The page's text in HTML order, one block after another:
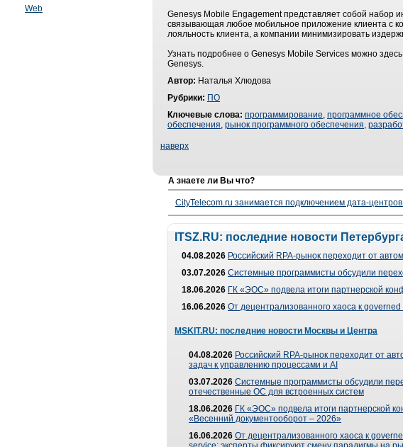
Web
Genesys Mobile Engagement представляет собой набор
связывающая любое мобильное приложение клиента с
лояльность клиента, а компании минимизировать
Узнать подробнее о Genesys Mobile Services можно
Genesys.
Автор: Наталья Хлюдова
Рубрики: ПО
Ключевые слова: программирование, программное
обеспечения, рынок программного обеспечения,
наверх
А знаете ли Вы что?
CityTelecom.ru занимается подключением дата-центров
ITSZ.RU: последние новости
04.08.2026 Российский RPA-рынок переходит от
03.07.2026 Системные программисты обсудили
18.06.2026 ГК «ЭОС» подвела итоги партнерской
16.06.2026 От децентрализованного хаоса к
MSKIT.RU: последние новости Москвы и Центра
04.08.2026 Российский RPA-рынок переходит от
задач к управлению процессами и AI
03.07.2026 Системные программисты обсудили
отечественные ОС для встроенных систем
18.06.2026 ГК «ЭОС» подвела итоги партнерской
«Весенний документооборот – 2026»
16.06.2026 От децентрализованного хаоса к